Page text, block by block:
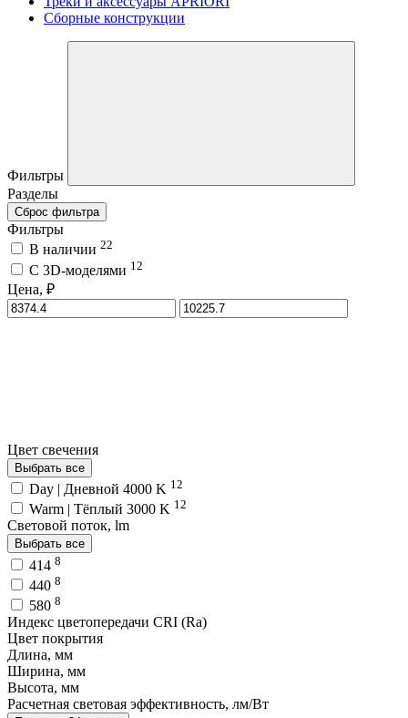
Сборные конструкции
Фильтры
Разделы
Сброс фильтра
Фильтры
В наличии 22
C 3D-моделями 12
Цена, ₽
Цвет свечения
Выбрать все
Day | Дневной 4000 K 12
Warm | Тёплый 3000 K 12
Световой поток, lm
Выбрать все
414 8
440 8
580 8
Индекс цветопередачи CRI (Ra)
Цвет покрытия
Длина, мм
Ширина, мм
Высота, мм
Расчетная световая эффективность, лм/Вт